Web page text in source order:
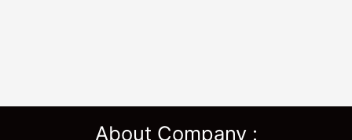
About Company :